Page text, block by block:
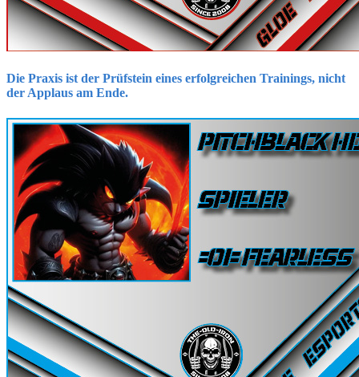
Die Praxis ist der Prüfstein eines erfolgreichen Trainings, nicht
der Applaus am Ende.